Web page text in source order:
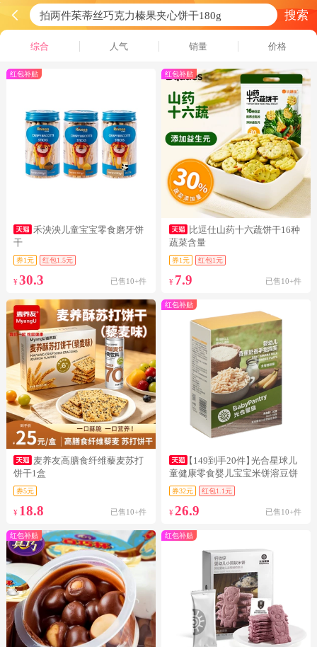
搜索
综合 人气 销量 价格
红包补贴
禾泱泱儿童宝宝零食磨牙饼
干
券1元 红包1.5元
¥ 30.3 已售10+件
红包补贴
比逗仕山药十六蔬饼干16种
蔬菜含量
券1元 红包1元
¥ 7.9 已售10+件
麦养友高膳食纤维藜麦苏打
饼干1盒
券5元
¥ 18.8 已售10+件
红包补贴
【149到手20件】光合星球儿
童健康零食婴儿宝宝米饼溶豆饼
干
券32元 红包1.1元
¥26.9 已售10+件
红包补贴 红包补贴